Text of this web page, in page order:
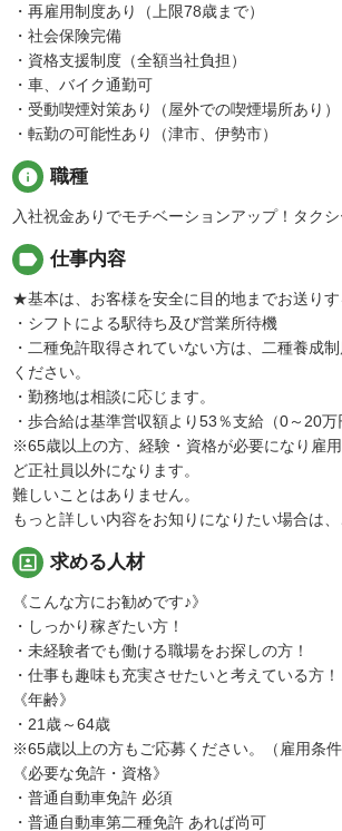
・再雇用制度あり（上限78歳まで）
・社会保険完備
・資格支援制度（全額当社負担）
・車、バイク通勤可
・受動喫煙対策あり（屋外での喫煙場所あり）
・転勤の可能性あり（津市、伊勢市）
info 職種
入社祝金ありでモチベーションアップ！タク
label 仕事内容
★基本は、お客様を安全に目的地までお送り
・シフトによる駅待ち及び営業所待機
・二種免許取得されていない方は、二種養成
ください。
・勤務地は相談に応じます。
・歩合給は基準営収額より53％支給（0～20万
※65歳以上の方、経験・資格が必要になり雇
ど正社員以外になります。
難しいことはありません。
もっと詳しい内容をお知りになりたい場合は、
portrait 求める人材
《こんな方にお勧めです♪》
・しっかり稼ぎたい方！
・未経験者でも働ける職場をお探しの方！
・仕事も趣味も充実させたいと考えている方！
《年齢》
・21歳～64歳
※65歳以上の方もご応募ください。（雇用条件
《必要な免許・資格》
・普通自動車免許 必須
・普通自動車第二種免許 あれば尚可